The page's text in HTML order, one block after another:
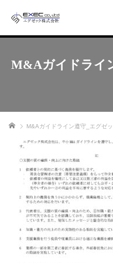
M&Aガイドライ
ホーム M&Aガイドライン遵守_エグゼ